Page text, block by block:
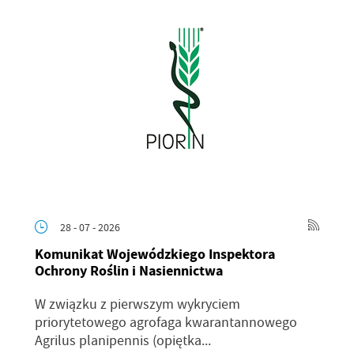
28 - 07 - 2026
Komunikat Wojewódzkiego Inspektora
Ochrony Roślin i Nasiennictwa
W związku z pierwszym wykryciem
priorytetowego agrofaga kwarantannowego
Agrilus planipennis (opiętka...